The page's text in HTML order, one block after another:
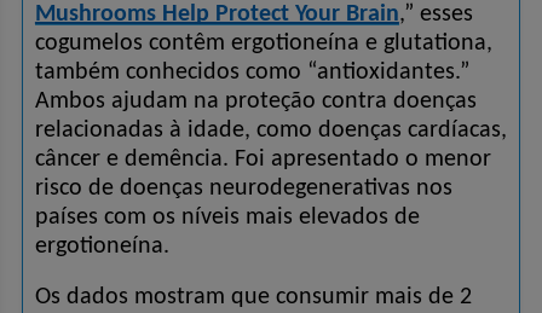
Mushrooms Help Protect Your Brain,” esses
cogumelos contêm ergotioneína e glutationa,
também conhecidos como “antioxidantes.”
Ambos ajudam na proteção contra doenças
relacionadas à idade, como doenças cardíacas,
câncer e demência. Foi apresentado o menor
risco de doenças neurodegenerativas nos
países com os níveis mais elevados de
ergotioneína.
Os dados mostram que consumir mais de 2